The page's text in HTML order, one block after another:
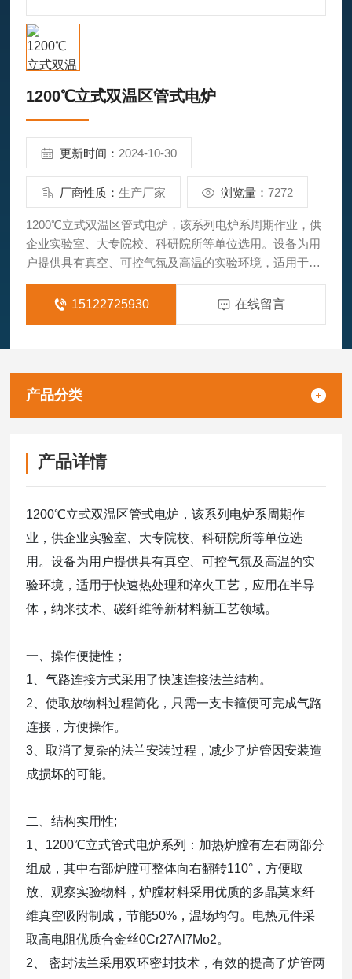
1200℃立式双温区管式电炉
更新时间： 2024-10-30
厂商性质：生产厂家 浏览量：7272
1200℃立式双温区管式电炉，该系列电炉系周期作业，供
企业实验室、大专院校、科研院所等单位选用。设备为用
户提供具有真空、可控气氛及高温的实验环境，适用于快
速热处理和淬火工艺，应用在半导体，纳米技术、碳纤维
等新材料新工艺领域。
15122725930 在线留言
产品分类
产品详情
1200℃立式双温区管式电炉，该系列电炉系周期作
业，供企业实验室、大专院校、科研院所等单位选
用。设备为用户提供具有真空、可控气氛及高温的实
验环境，适用于快速热处理和淬火工艺，应用在半导
体，纳米技术、碳纤维等新材料新工艺领域。
一、操作便捷性；
1、气路连接方式采用了快速连接法兰结构。
2、使取放物料过程简化，只需一支卡箍便可完成气路
连接，方便操作。
3、取消了复杂的法兰安装过程，减少了炉管因安装造
成损坏的可能。
二、结构实用性;
1、1200℃立式管式电炉系列：加热炉膛有左右两部分
组成，其中右部炉膛可整体向右翻转110°，方便取
放、观察实验物料，炉膛材料采用优质的多晶莫来纤
维真空吸附制成，节能50%，温场均匀。电热元件采
取高电阻优质合金丝0Cr27Al7Mo2。
2、 密封法兰采用双环密封技术，有效的提高了炉管两